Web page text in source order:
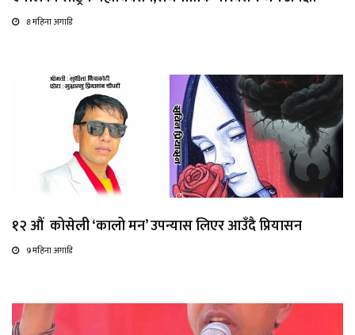
8 महिना अगाडि
१२ औं कोसेली ‘कालो मन’ उपन्यास लिएर आउँदै प्रियासन
9 महिना अगाडि